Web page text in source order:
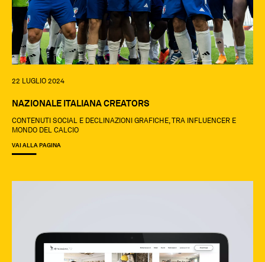
22 LUGLIO 2024
NAZIONALE ITALIANA CREATORS
CONTENUTI SOCIAL E DECLINAZIONI GRAFICHE, TRA INFLUENCER E
MONDO DEL CALCIO
VAI ALLA PAGINA